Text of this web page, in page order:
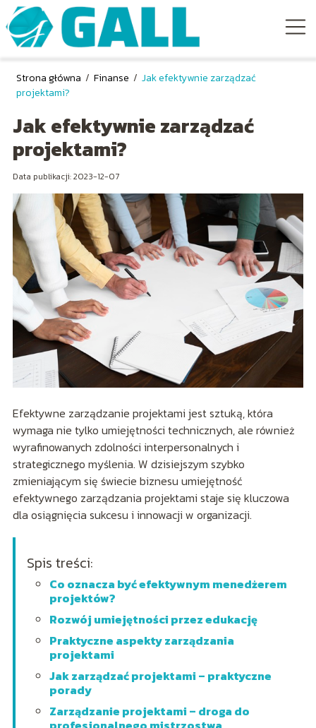
Strona główna / Finanse / Jak efektywnie zarządzać
projektami?
Jak efektywnie zarządzać
projektami?
Data publikacji: 2023-12-07
Efektywne zarządzanie projektami jest sztuką, która
wymaga nie tylko umiejętności technicznych, ale również
wyrafinowanych zdolności interpersonalnych i
strategicznego myślenia. W dzisiejszym szybko
zmieniającym się świecie biznesu umiejętność
efektywnego zarządzania projektami staje się kluczowa
dla osiągnięcia sukcesu i innowacji w organizacji.
Spis treści:
Co oznacza być efektywnym menedżerem
projektów?
Rozwój umiejętności przez edukację
Praktyczne aspekty zarządzania
projektami
Jak zarządzać projektami – praktyczne
porady
Zarządzanie projektami – droga do